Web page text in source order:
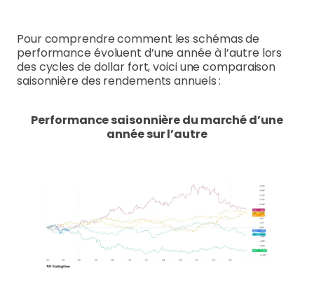
Pour comprendre comment les schémas de
performance évoluent d’une année à l’autre lors
des cycles de dollar fort, voici une comparaison
saisonnière des rendements annuels :
Performance saisonnière du marché d’une
annéesurl’autre